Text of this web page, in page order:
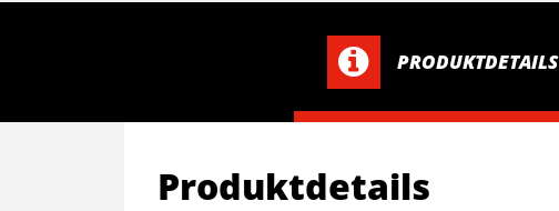
PRODUKTDETAILS
Produktdetails